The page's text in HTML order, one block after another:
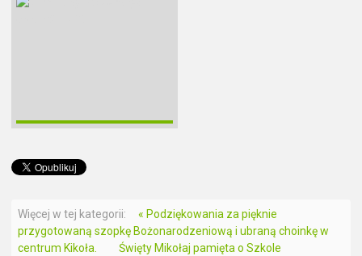
Więcej w tej kategorii:
« Podziękowania za pięknie
przygotowaną szopkę Bożonarodzeniową i ubraną choinkę w
centrum Kikoła.
Święty Mikołaj pamięta o Szkole